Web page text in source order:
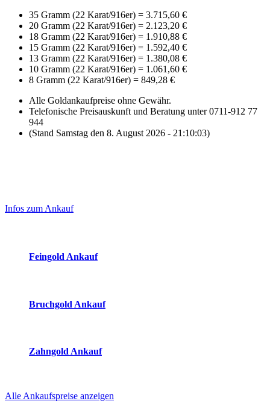
35 Gramm (22 Karat/916er) = 3.715,60 €
20 Gramm (22 Karat/916er) = 2.123,20 €
18 Gramm (22 Karat/916er) = 1.910,88 €
15 Gramm (22 Karat/916er) = 1.592,40 €
13 Gramm (22 Karat/916er) = 1.380,08 €
10 Gramm (22 Karat/916er) = 1.061,60 €
8 Gramm (22 Karat/916er) = 849,28 €
Alle Goldankaufpreise ohne Gewähr.
Telefonische Preisauskunft und Beratung unter 0711-912 77
944
(Stand Samstag den 8. August 2026 - 21:10:03)
Sidebar
Infos zum Ankauf
Feingold Ankauf
Bruchgold Ankauf
Zahngold Ankauf
Alle Ankaufspreise anzeigen